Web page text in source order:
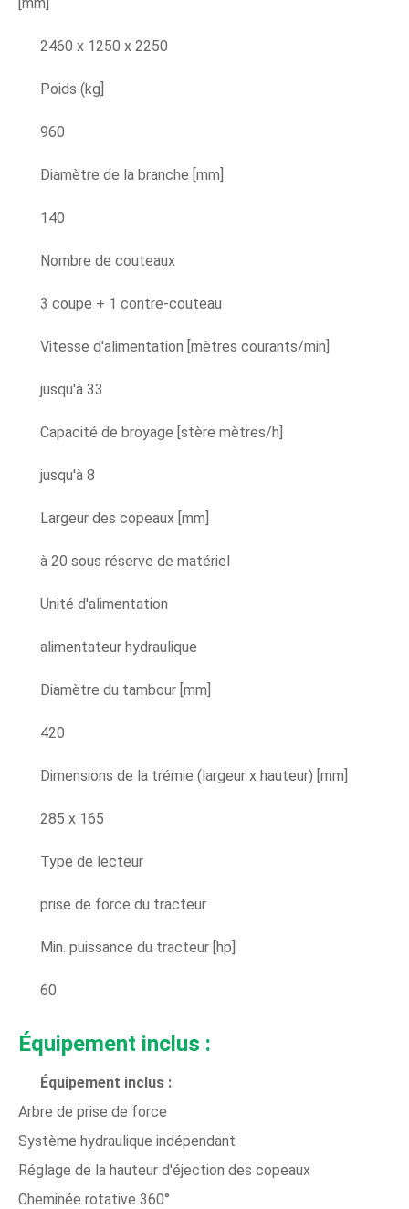
2460 x 1250 x 2250
Poids (kg]
960
Diamètre de la branche [mm]
140
Nombre de couteaux
3 coupe + 1 contre-couteau
Vitesse d'alimentation [mètres courants/min]
jusqu'à 33
Capacité de broyage [stère mètres/h]
jusqu'à 8
Largeur des copeaux [mm]
à 20 sous réserve de matériel
Unité d'alimentation
alimentateur hydraulique
Diamètre du tambour [mm]
420
Dimensions de la trémie (largeur x hauteur) [mm]
285 x 165
Type de lecteur
prise de force du tracteur
Min. puissance du tracteur [hp]
60
Équipement inclus :
Équipement inclus :
Arbre de prise de force
Système hydraulique indépendant
Réglage de la hauteur d'éjection des copeaux
Cheminée rotative 360°